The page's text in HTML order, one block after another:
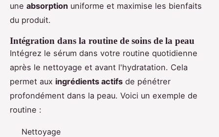
une absorption uniforme et maximise les bienfaits
du produit.
Intégration dans la routine de soins de la peau
Intégrez le sérum dans votre routine quotidienne
après le nettoyage et avant l'hydratation. Cela
permet aux ingrédients actifs de pénétrer
profondément dans la peau. Voici un exemple de
routine :
Nettoyage